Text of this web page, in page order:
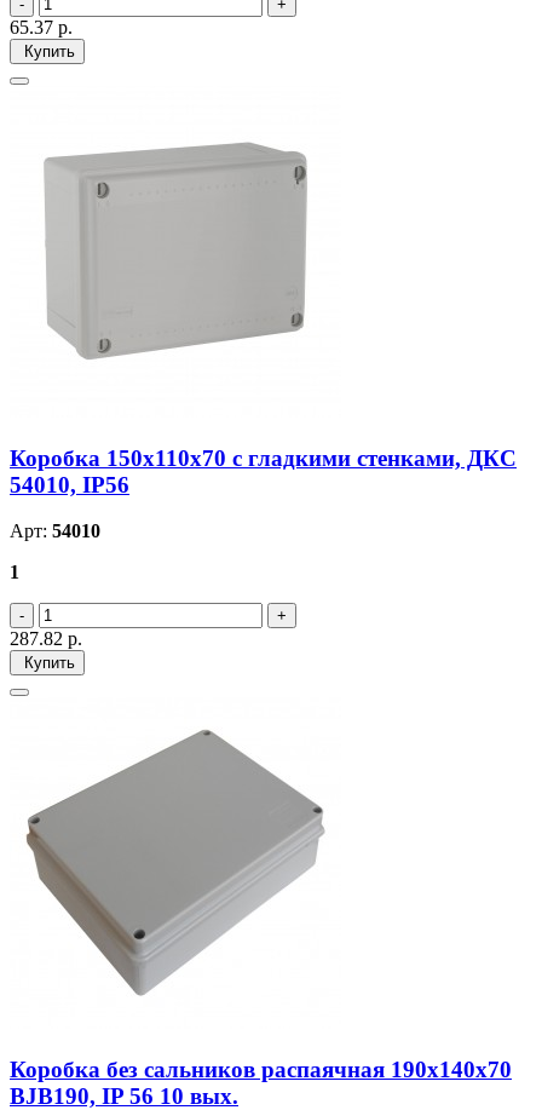
65.37 р.
Купить
Коробка 150х110х70 с гладкими стенками, ДКС
54010, IP56
Арт: 54010
1
287.82 р.
Купить
Коробка без сальников распаячная 190х140х70
BJB190, IP 56 10 вых.